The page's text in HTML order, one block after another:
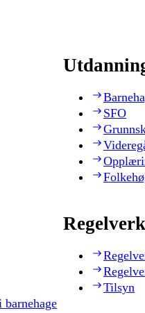
SFO
barnehage
Regelverk
Tilsyn